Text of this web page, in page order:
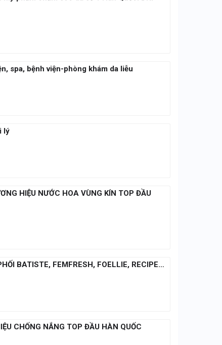
spa, bệnh viện-phòng khám da liễu
lý
HIỆU NƯỚC HOA VÙNG KÍN TOP ĐẦU
BATISTE, FEMFRESH, FOELLIE, RECIPE…
CHỐNG NẮNG TOP ĐẦU HÀN QUỐC